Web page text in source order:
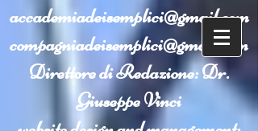
accademiadeisemplici@gmail.com
compagniadeisemplici@gmail.com
Direttore di Redazione: Dr.
Giuseppe Vinci